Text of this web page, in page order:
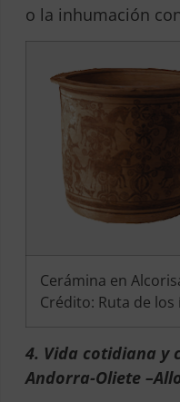
o la inhumación
Cerámina en
Crédito: Ruta de
4. Vida cotidiana y
Andorra-Oliete